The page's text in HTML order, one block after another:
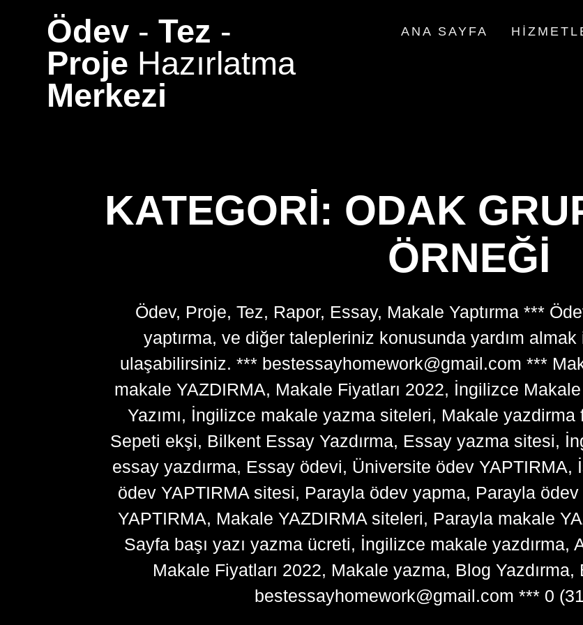
Ödev - Tez -
Proje Hazırlatma
Merkezi
ANA SAYFA
KATEGORI: ODAK
ÖRNEĞI
Ödev, Proje, Tez, Rapor, Essay, Makale Yaptırma ***
yaptırma, ve diğer talepleriniz konusunda yardım
ulaşabilirsiniz. *** bestessayhomework@gmail.com ***
makale YAZDIRMA, Makale Fiyatları 2022, İngilizce
Yazımı, İngilizce makale yazma siteleri, Makale
Sepeti ekşi, Bilkent Essay Yazdırma, Essay yazma sitesi,
essay yazdırma, Essay ödevi, Üniversite ödev YAPTIRMA,
ödev YAPTIRMA sitesi, Parayla ödev yapma, Parayla
YAPTIRMA, Makale YAZDIRMA siteleri, Parayla makale
Sayfa başı yazı yazma ücreti, İngilizce makale yazdırma,
Makale Fiyatları 2022, Makale yazma, Blog Yazdırma,
bestessayhomework@gmail.com *** 0